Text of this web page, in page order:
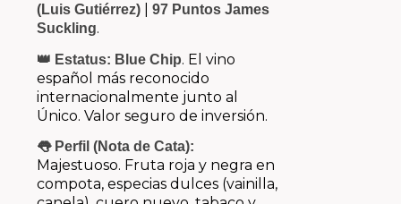
(Luis Gutiérrez)| 97 Puntos James
Suckling.
👑 Estatus: Blue Chip. El vino
español más reconocido
internacionalmente junto al
Único. Valor seguro de inversión.
👅 Perfil (Nota de Cata):
Majestuoso. Fruta roja y negra en
compota, especias dulces (vainilla,